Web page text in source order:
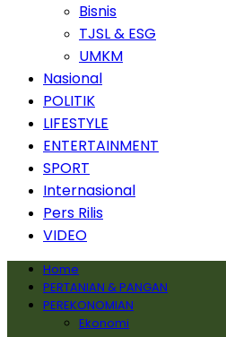
Bisnis
TJSL & ESG
UMKM
Nasional
POLITIK
LIFESTYLE
ENTERTAINMENT
SPORT
Internasional
Pers Rilis
VIDEO
Home
PERTANIAN & PANGAN
PEREKONOMIAN
Ekonomi